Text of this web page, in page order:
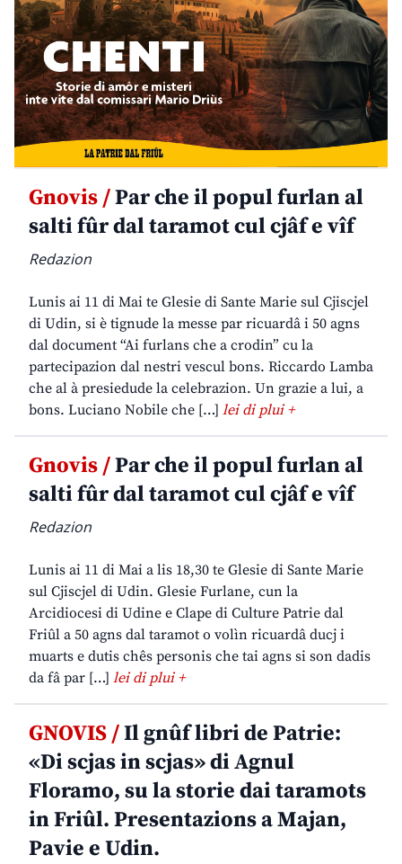
Gnovis /Par che il popul furlan al
salti fûr dal taramot cul cjâf e vîf
Redazion
Lunis ai 11 di Mai te Glesie di Sante Marie sul Cjiscjel
di Udin, si è tignude la messe par ricuardâ i 50 agns
dal document “Ai furlans che a crodin” cu la
partecipazion dal nestri vescul bons. Riccardo Lamba
che al à presiedude la celebrazion. Un grazie a lui, a
bons. Luciano Nobile che […] lei di plui +
Gnovis /Par che il popul furlan al
salti fûr dal taramot cul cjâf e vîf
Redazion
Lunis ai 11 di Mai a lis 18,30 te Glesie di Sante Marie
sul Cjiscjel di Udin. Glesie Furlane, cun la
Arcidiocesi di Udine e Clape di Culture Patrie dal
Friûl a 50 agns dal taramot o volìn ricuardâ ducj i
muarts e dutis chês personis che tai agns si son dadis
da fâ par […] lei di plui +
GNOVIS /Il gnûf libri de Patrie:
«Di scjas in scjas» di Agnul
Floramo, su la storie dai taramots
in Friûl. Presentazions a Majan,
Pavie e Udin.